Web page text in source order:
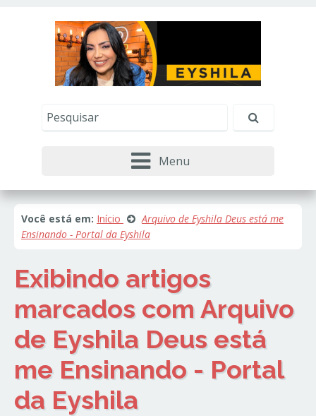
Menu
Você está em: Início
Arquivo de Eyshila Deus está me
Ensinando - Portal da Eyshila
Exibindo artigos
marcados comArquivo
de Eyshila Deus está
me Ensinando - Portal
da Eyshila
para lembrar e entender como você usa nosso
site, analisar seu uso de nossos produtos e
serviços, ajudar com nossos esforços de
marketing e fornecer conteúdo de terceiros. Leia
Política de Cookies e Privacidade.